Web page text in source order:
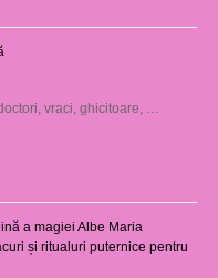
vraci, ghicitoare, …
a magiei Albe Maria
și ritualuri puternice pentru